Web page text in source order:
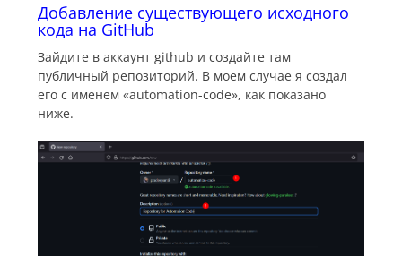
Добавление существующего исходного
кода на GitHub
Зайдите в аккаунт github и создайте там
публичный репозиторий. В моем случае я создал
его с именем «automation-code», как показано
ниже.